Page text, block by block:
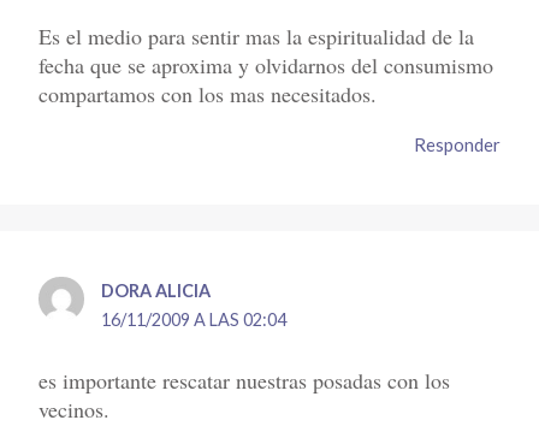
Es el medio para sentir mas la espiritualidad de la
fecha que se aproxima y olvidarnos del consumismo
compartamos con los mas necesitados.
Responder
DORA ALICIA
16/11/2009 A LAS 02:04
es importante rescatar nuestras posadas con los
vecinos.